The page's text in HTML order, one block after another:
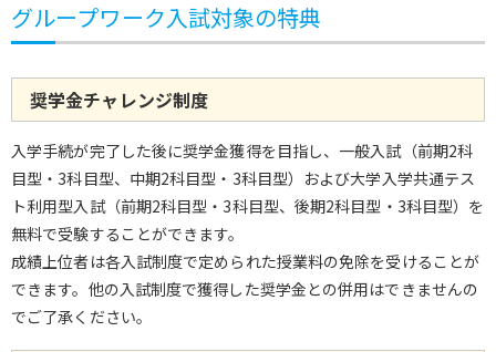
グループワーク入試対象の特典
奨学金チャレンジ制度
入学手続が完了した後に奨学金獲得を目指し、一般入試（前期2科
目型・3科目型、中期2科目型・3科目型）および大学入学共通テス
ト利用型入試（前期2科目型・3科目型、後期2科目型・3科目型）を
無料で受験することができます。
成績上位者は各入試制度で定められた授業料の免除を受けることが
できます。他の入試制度で獲得した奨学金との併用はできませんの
でご了承ください。